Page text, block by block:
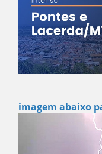
imagem abaixo